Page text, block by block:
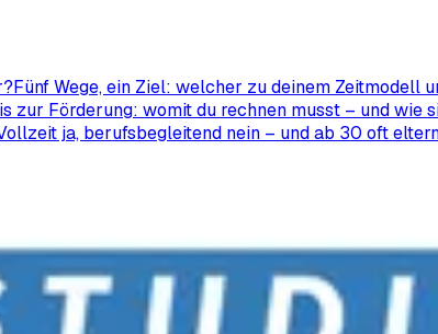
Fünf Wege, ein Ziel: welcher zu deinem Zeitmodell
zur Förderung: womit du rechnen musst – und wie
ja, berufsbegleitend nein – und ab 30 oft